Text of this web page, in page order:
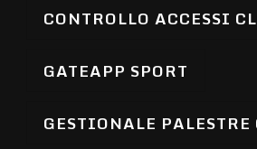
CONTROLLO ACCESSI
GATEAPP SPORT
GESTIONALE PALESTRE